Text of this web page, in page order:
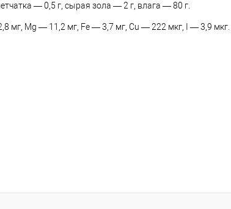
— 0,5 г, сырая зола — 2 г, влага — 80 г.
мг, Mg — 11,2 мг, Fe — 3,7 мг, Cu — 222 мкг, I — 3,9 мкг.